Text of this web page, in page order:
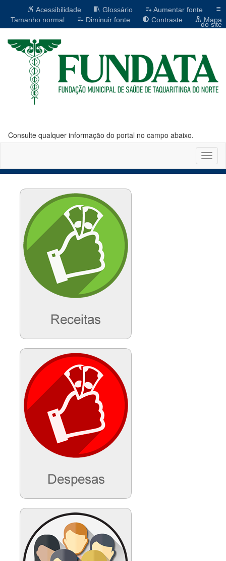
Acessibilidade Glossário
Aumentar fonte
Tamanho normal
Diminuir fonte Contraste Mapa
do site
Consulte qualquer informação do portal no campo abaixo.